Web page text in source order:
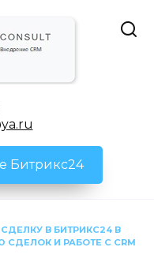
Битрикс24
В БИТРИКС24 В
И РАБОТЕ С CRM